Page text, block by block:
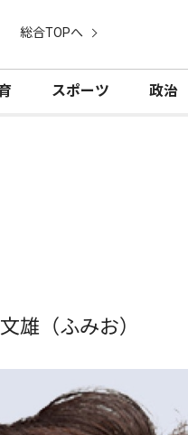
総合TOPへ
スポーツ 政治
雄（ふみお）